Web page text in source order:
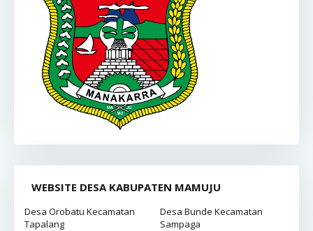
WEBSITE DESA KABUPATEN MAMUJU
Desa Orobatu Kecamatan
Tapalang
Desa Bunde Kecamatan
Sampaga